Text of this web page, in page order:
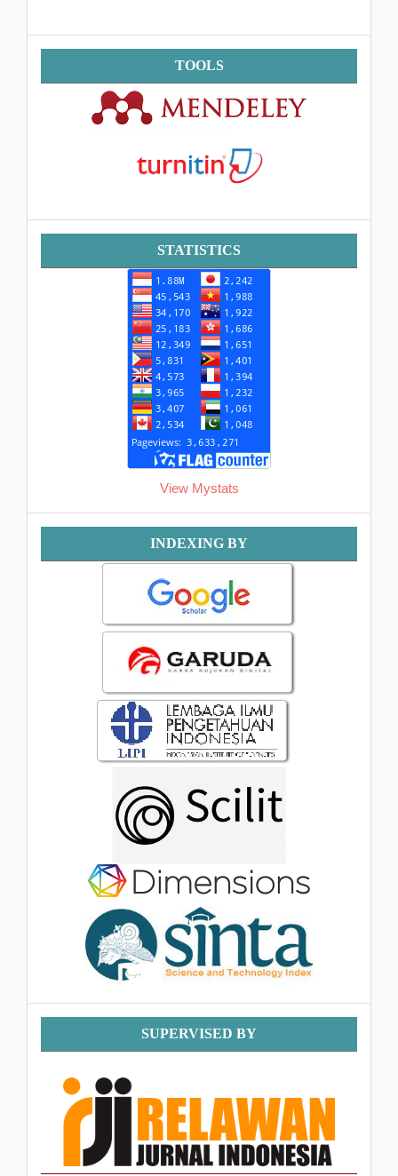
Tools TOOLS
Statistik STATISTICS
View Mystats
Indexing INDEXING BY
Supervised
By
SUPERVISED BY